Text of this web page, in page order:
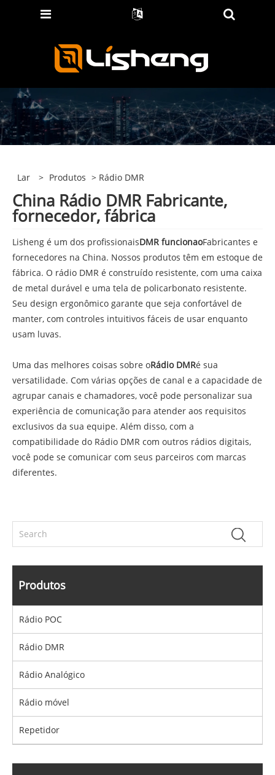
Lar > Produtos > Rádio DMR
China Rádio DMR Fabricante,
fornecedor, fábrica
Lisheng é um dos profissionaisDMR funcionaoFabricantes e
fornecedores na China. Nossos produtos têm em estoque de
fábrica. O rádio DMR é construído resistente, com uma caixa
de metal durável e uma tela de policarbonato resistente.
Seu design ergonômico garante que seja confortável de
manter, com controles intuitivos fáceis de usar enquanto
usam luvas.
Uma das melhores coisas sobre oRádio DMRé sua
versatilidade. Com várias opções de canal e a capacidade de
agrupar canais e chamadores, você pode personalizar sua
experiência de comunicação para atender aos requisitos
exclusivos da sua equipe. Além disso, com a
compatibilidade do Rádio DMR com outros rádios digitais,
você pode se comunicar com seus parceiros com marcas
diferentes.
Produtos
Rádio POC
Rádio DMR
Rádio Analógico
Rádio móvel
Repetidor